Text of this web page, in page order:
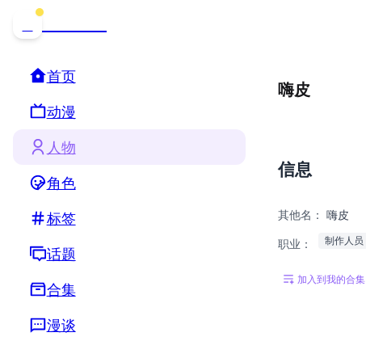
首页
动漫
人物
角色
标签
话题
合集
漫谈
嗨皮
信息
其他名： 嗨皮
职业：
制作人员
加入到我的合集